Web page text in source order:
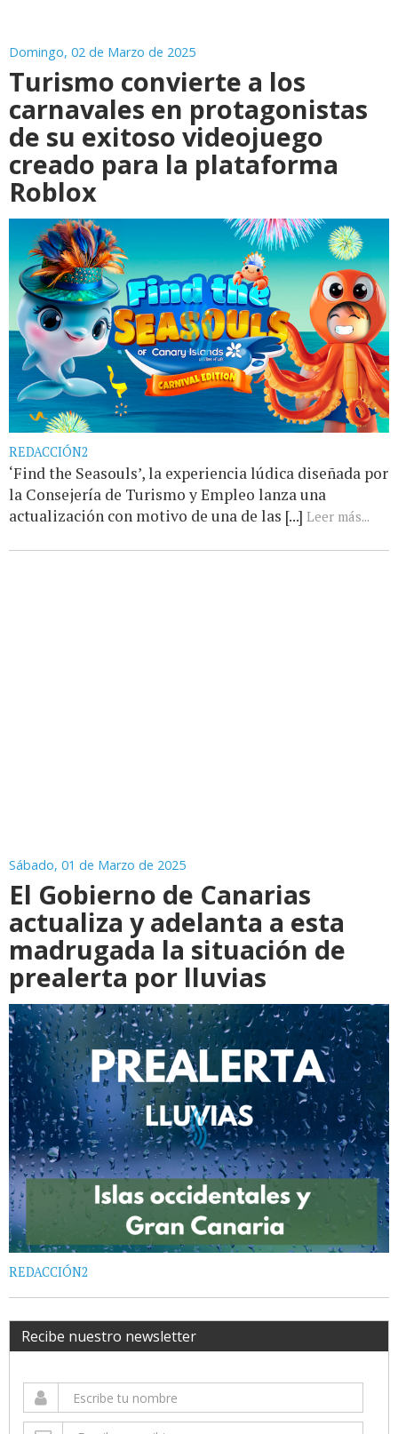
Domingo, 02 de Marzo de 2025
Turismo convierte a los
carnavales en protagonistas
de su exitoso videojuego
creado para la plataforma
Roblox
REDACCIÓN2
‘Find the Seasouls’, la experiencia lúdica diseñada por
la Consejería de Turismo y Empleo lanza una
actualización con motivo de una de las [...] Leer más...
Sábado, 01 de Marzo de 2025
El Gobierno de Canarias
actualiza y adelanta a esta
madrugada la situación de
prealerta por lluvias
REDACCIÓN2
Recibe nuestro newsletter